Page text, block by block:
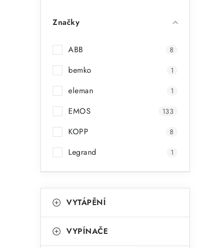
Značky
ABB 8
bemko 1
eleman 1
EMOS 133
KOPP 8
Legrand 1
kategorie
a
VYTÁPĚNÍ
VYPÍNAČE